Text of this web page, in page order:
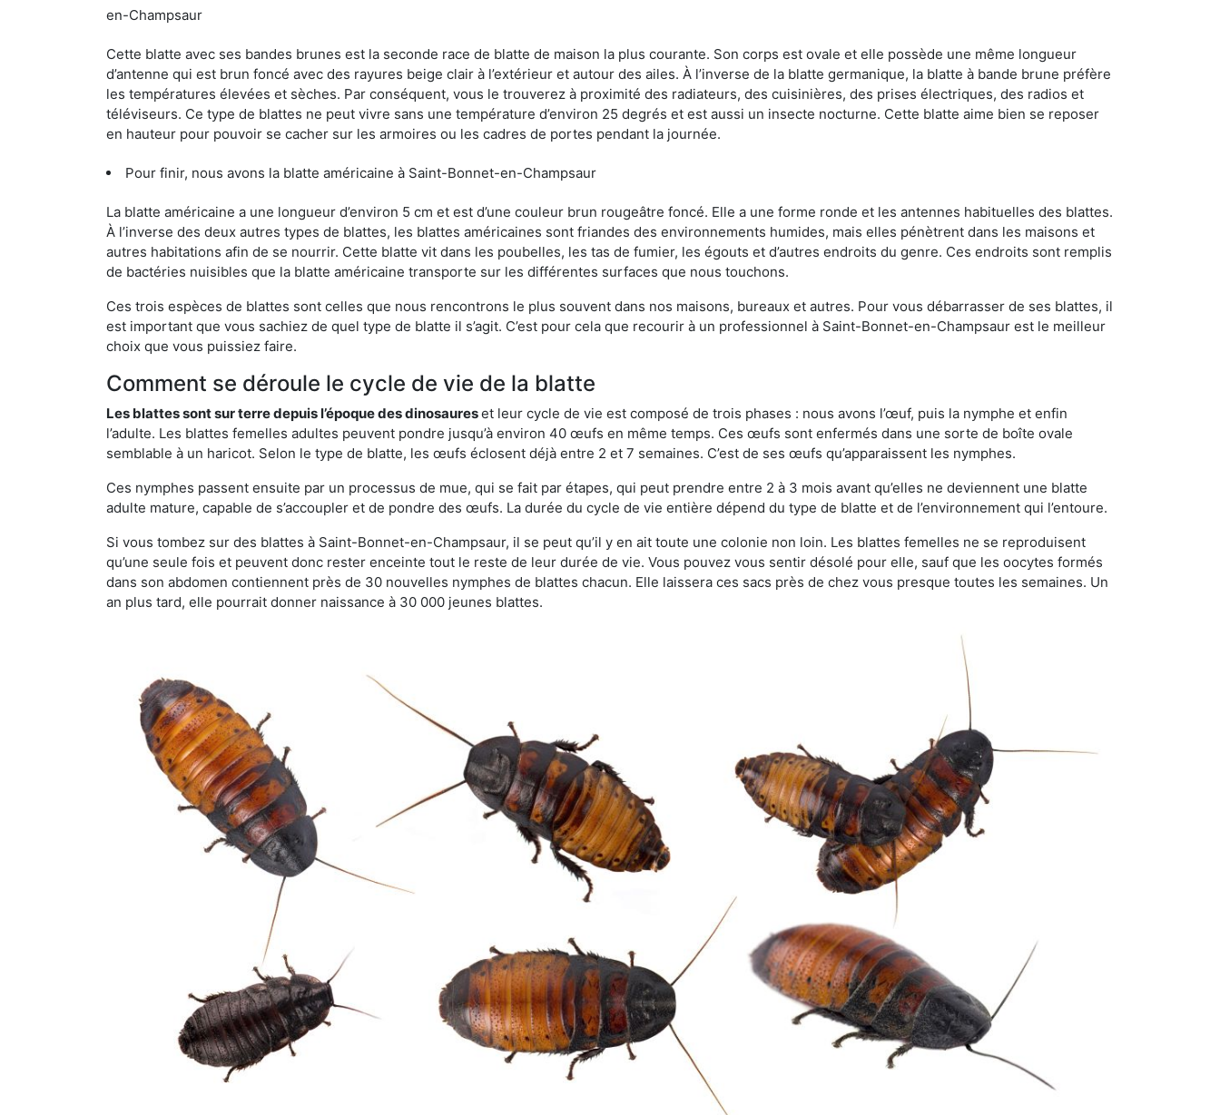
en-Champsaur
Cette blatte avec ses bandes brunes est la seconde race de blatte de maison la plus courante. Son corps est ovale et elle possède une même longueur
d’antenne qui est brun foncé avec des rayures beige clair à l’extérieur et autour des ailes. À l’inverse de la blatte germanique, la blatte à bande brune préfère
les températures élevées et sèches. Par conséquent, vous le trouverez à proximité des radiateurs, des cuisinières, des prises électriques, des radios et
téléviseurs. Ce type de blattes ne peut vivre sans une température d’environ 25 degrés et est aussi un insecte nocturne. Cette blatte aime bien se reposer
en hauteur pour pouvoir se cacher sur les armoires ou les cadres de portes pendant la journée.
Pour finir, nous avons la blatte américaine à Saint-Bonnet-en-Champsaur
La blatte américaine a une longueur d’environ 5 cm et est d’une couleur brun rougeâtre foncé. Elle a une forme ronde et les antennes habituelles des blattes.
À l’inverse des deux autres types de blattes, les blattes américaines sont friandes des environnements humides, mais elles pénètrent dans les maisons et
autres habitations afin de se nourrir. Cette blatte vit dans les poubelles, les tas de fumier, les égouts et d’autres endroits du genre. Ces endroits sont remplis
de bactéries nuisibles que la blatte américaine transporte sur les différentes surfaces que nous touchons.
Ces trois espèces de blattes sont celles que nous rencontrons le plus souvent dans nos maisons, bureaux et autres. Pour vous débarrasser de ses blattes, il
est important que vous sachiez de quel type de blatte il s’agit. C’est pour cela que recourir à un professionnel à Saint-Bonnet-en-Champsaur est le meilleur
choix que vous puissiez faire.
Comment se déroule le cycle de vie de la blatte
Les blattes sont sur terre depuis l’époque des dinosaureset leur cycle de vie est composé de trois phases : nous avons l’œuf, puis la nymphe et enfin
l’adulte. Les blattes femelles adultes peuvent pondre jusqu’à environ 40 œufs en même temps. Ces œufs sont enfermés dans une sorte de boîte ovale
semblable à un haricot. Selon le type de blatte, les œufs éclosent déjà entre 2 et 7 semaines. C’est de ses œufs qu’apparaissent les nymphes.
Ces nymphes passent ensuite par un processus de mue, qui se fait par étapes, qui peut prendre entre 2 à 3 mois avant qu’elles ne deviennent une blatte
adulte mature, capable de s’accoupler et de pondre des œufs. La durée du cycle de vie entière dépend du type de blatte et de l’environnement qui l’entoure.
Si vous tombez sur des blattes à Saint-Bonnet-en-Champsaur, il se peut qu’il y en ait toute une colonie non loin. Les blattes femelles ne se reproduisent
qu’une seule fois et peuvent donc rester enceinte tout le reste de leur durée de vie. Vous pouvez vous sentir désolé pour elle, sauf que les oocytes formés
dans son abdomen contiennent près de 30 nouvelles nymphes de blattes chacun. Elle laissera ces sacs près de chez vous presque toutes les semaines. Un
an plus tard, elle pourrait donner naissance à 30 000 jeunes blattes.